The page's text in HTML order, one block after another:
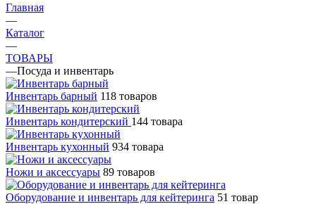
Главная
—
Каталог
—
ТОВАРЫ
—Посуда и инвентарь
Инвентарь барный 118 товаров
Инвентарь кондитерский 144 товара
Инвентарь кухонный 934 товара
Ножи и аксессуары 89 товаров
Оборудование и инвентарь для кейтеринга 51 товар